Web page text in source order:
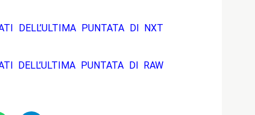
DELL’ULTIMA PUNTATA DI NXT
DELL’ULTIMA PUNTATA DI RAW